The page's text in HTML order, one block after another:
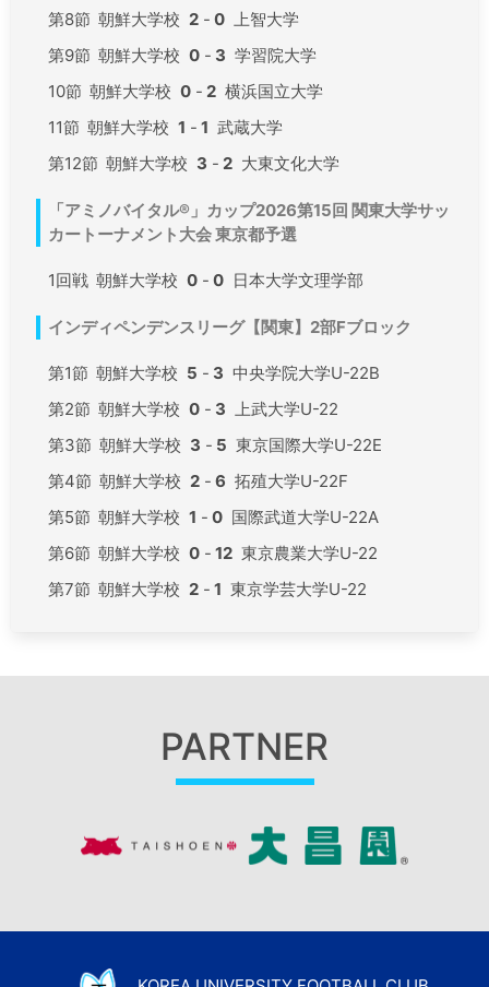
第8節 朝鮮大学校 2 - 0 上智大学
第9節 朝鮮大学校 0 - 3 学習院大学
10節 朝鮮大学校 0 - 2 横浜国立大学
11節 朝鮮大学校 1 - 1 武蔵大学
第12節 朝鮮大学校 3 - 2 大東文化大学
「アミノバイタル®」カップ2026第15回 関東大学サッ
カートーナメント大会 東京都予選
1回戦 朝鮮大学校 0 - 0 日本大学文理学部
インディペンデンスリーグ【関東】2部Fブロック
第1節 朝鮮大学校 5 - 3 中央学院大学U-22B
第2節 朝鮮大学校 0 - 3 上武大学U-22
第3節 朝鮮大学校 3 - 5 東京国際大学U-22E
第4節 朝鮮大学校 2 - 6 拓殖大学U-22F
第5節 朝鮮大学校 1 - 0 国際武道大学U-22A
第6節 朝鮮大学校 0 - 12 東京農業大学U-22
第7節 朝鮮大学校 2 - 1 東京学芸大学U-22
PARTNER